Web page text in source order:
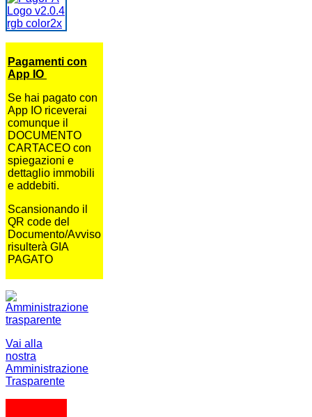
Pagamenti con
App IO
Se hai pagato con
App IO riceverai
comunque il
DOCUMENTO
CARTACEO con
spiegazioni e
dettaglio immobili
e addebiti.
Scansionando il
QR code del
Documento/Avviso
risulterà GIA
PAGATO
Vai alla
nostra
Amministrazione
Trasparente